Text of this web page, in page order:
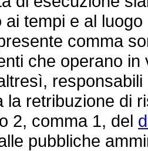
ai tempi e al
comma
che operano
la retribuzione di
2, comma 1, del
pubbliche